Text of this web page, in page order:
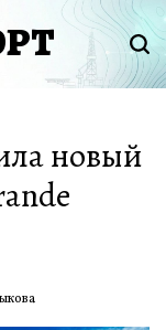
новый